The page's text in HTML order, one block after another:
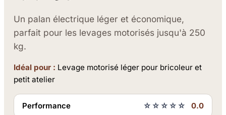
Un palan électrique léger et économique,
parfait pour les levages motorisés jusqu'à 250
kg.
Idéal pour : Levage motorisé léger pour bricoleur et
petit atelier
Performance ☆☆☆☆☆ 0.0